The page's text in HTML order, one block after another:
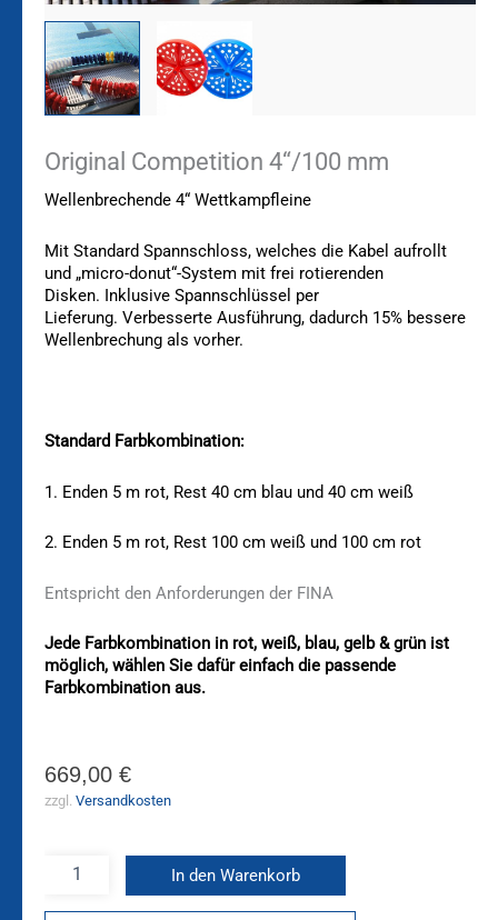
Original Competition 4“/100 mm
Wellenbrechende 4“ Wettkampfleine
Mit Standard Spannschloss, welches die Kabel aufrollt
und „micro-donut“-System mit frei rotierenden
Disken. Inklusive Spannschlüssel per
Lieferung. Verbesserte Ausführung, dadurch 15% bessere
Wellenbrechung als vorher.
Standard Farbkombination:
1. Enden 5 m rot, Rest 40 cm blau und 40 cm weiß
2. Enden 5 m rot, Rest 100 cm weiß und 100 cm rot
Entspricht den Anforderungen der FINA
Jede Farbkombination in rot, weiß, blau, gelb & grün ist
möglich, wählen Sie dafür einfach die passende
Farbkombination aus.
669,00 €
zzgl. Versandkosten
In den Warenkorb